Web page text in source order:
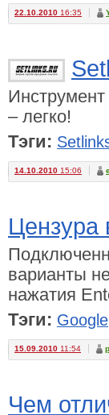
22.10.2010 16:35
– легко!
Тэги:
14.10.2010 15:06
Цензура
варианты
нажатия
Тэги: Google
15.09.2010 11:54
Чем